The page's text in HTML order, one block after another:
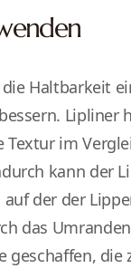
Haltbarkeit
Lipliner
Textur im
kann der
der der
das
geschaffen, die